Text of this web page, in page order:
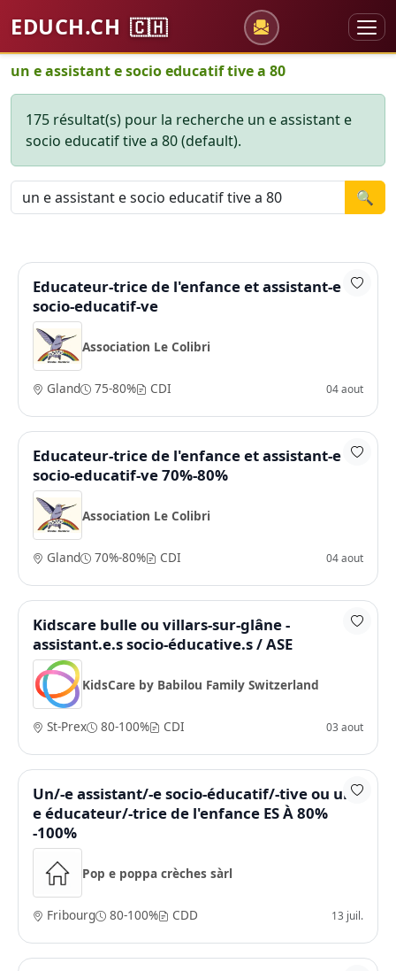
EDUCH.CH 🇨🇭
un e assistant e socio educatif tive a 80
175 résultat(s) pour la recherche un e assistant e
socio educatif tive a 80 (default).
🔍
Educateur-trice de l'enfance et assistant-e
socio-educatif-ve
Association Le Colibri
Gland 75-80% CDI 04 aout
Educateur-trice de l'enfance et assistant-e
socio-educatif-ve 70%-80%
Association Le Colibri
Gland 70%-80% CDI 04 aout
Kidscare bulle ou villars-sur-glâne -
assistant.e.s socio-éducative.s / ASE
KidsCare by Babilou Family Switzerland
St-Prex 80-100% CDI 03 aout
Un/-e assistant/-e socio-éducatif/-tive ou un/-
e éducateur/-trice de l'enfance ES À 80%
-100%
Pop e poppa crèches sàrl
Fribourg 80-100% CDD 13 juil.